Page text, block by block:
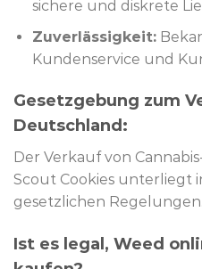
sichere und diskrete
Zuverlässigkeit:
Kundenservice und
Gesetzgebung zum
Deutschland:
Der Verkauf von
Scout Cookies unterliegt
gesetzlichen Regelungen.
Ist es legal, Weed